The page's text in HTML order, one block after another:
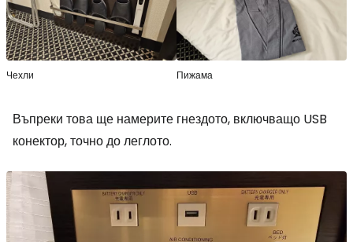
Чехли Пижама
Въпреки това ще намерите гнездото, включващо USB
конектор, точно до леглото.